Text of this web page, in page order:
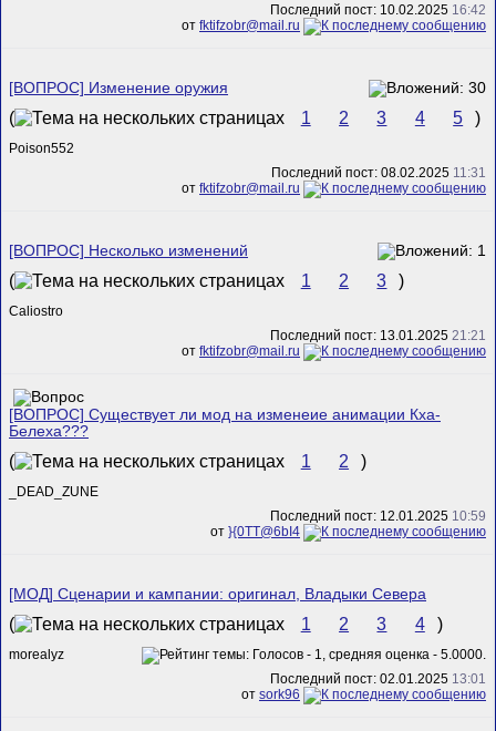
Последний пост: 10.02.2025 16:42
от fktifzobr@mail.ru
[ВОПРОС] Изменение оружия
( 1 2 3 4 5 )
Poison552
Последний пост: 08.02.2025 11:31
от fktifzobr@mail.ru
[ВОПРОС] Несколько изменений
( 1 2 3 )
Caliostro
Последний пост: 13.01.2025 21:21
от fktifzobr@mail.ru
[ВОПРОС] Существует ли мод на изменеие анимации Кха-
Белеха???
( 1 2 )
_DEAD_ZUNE
Последний пост: 12.01.2025 10:59
от }{0TT@6bI4
[МОД] Сценарии и кампании: оригинал, Владыки Севера
( 1 2 3 4 )
morealyz
Последний пост: 02.01.2025 13:01
от sork96